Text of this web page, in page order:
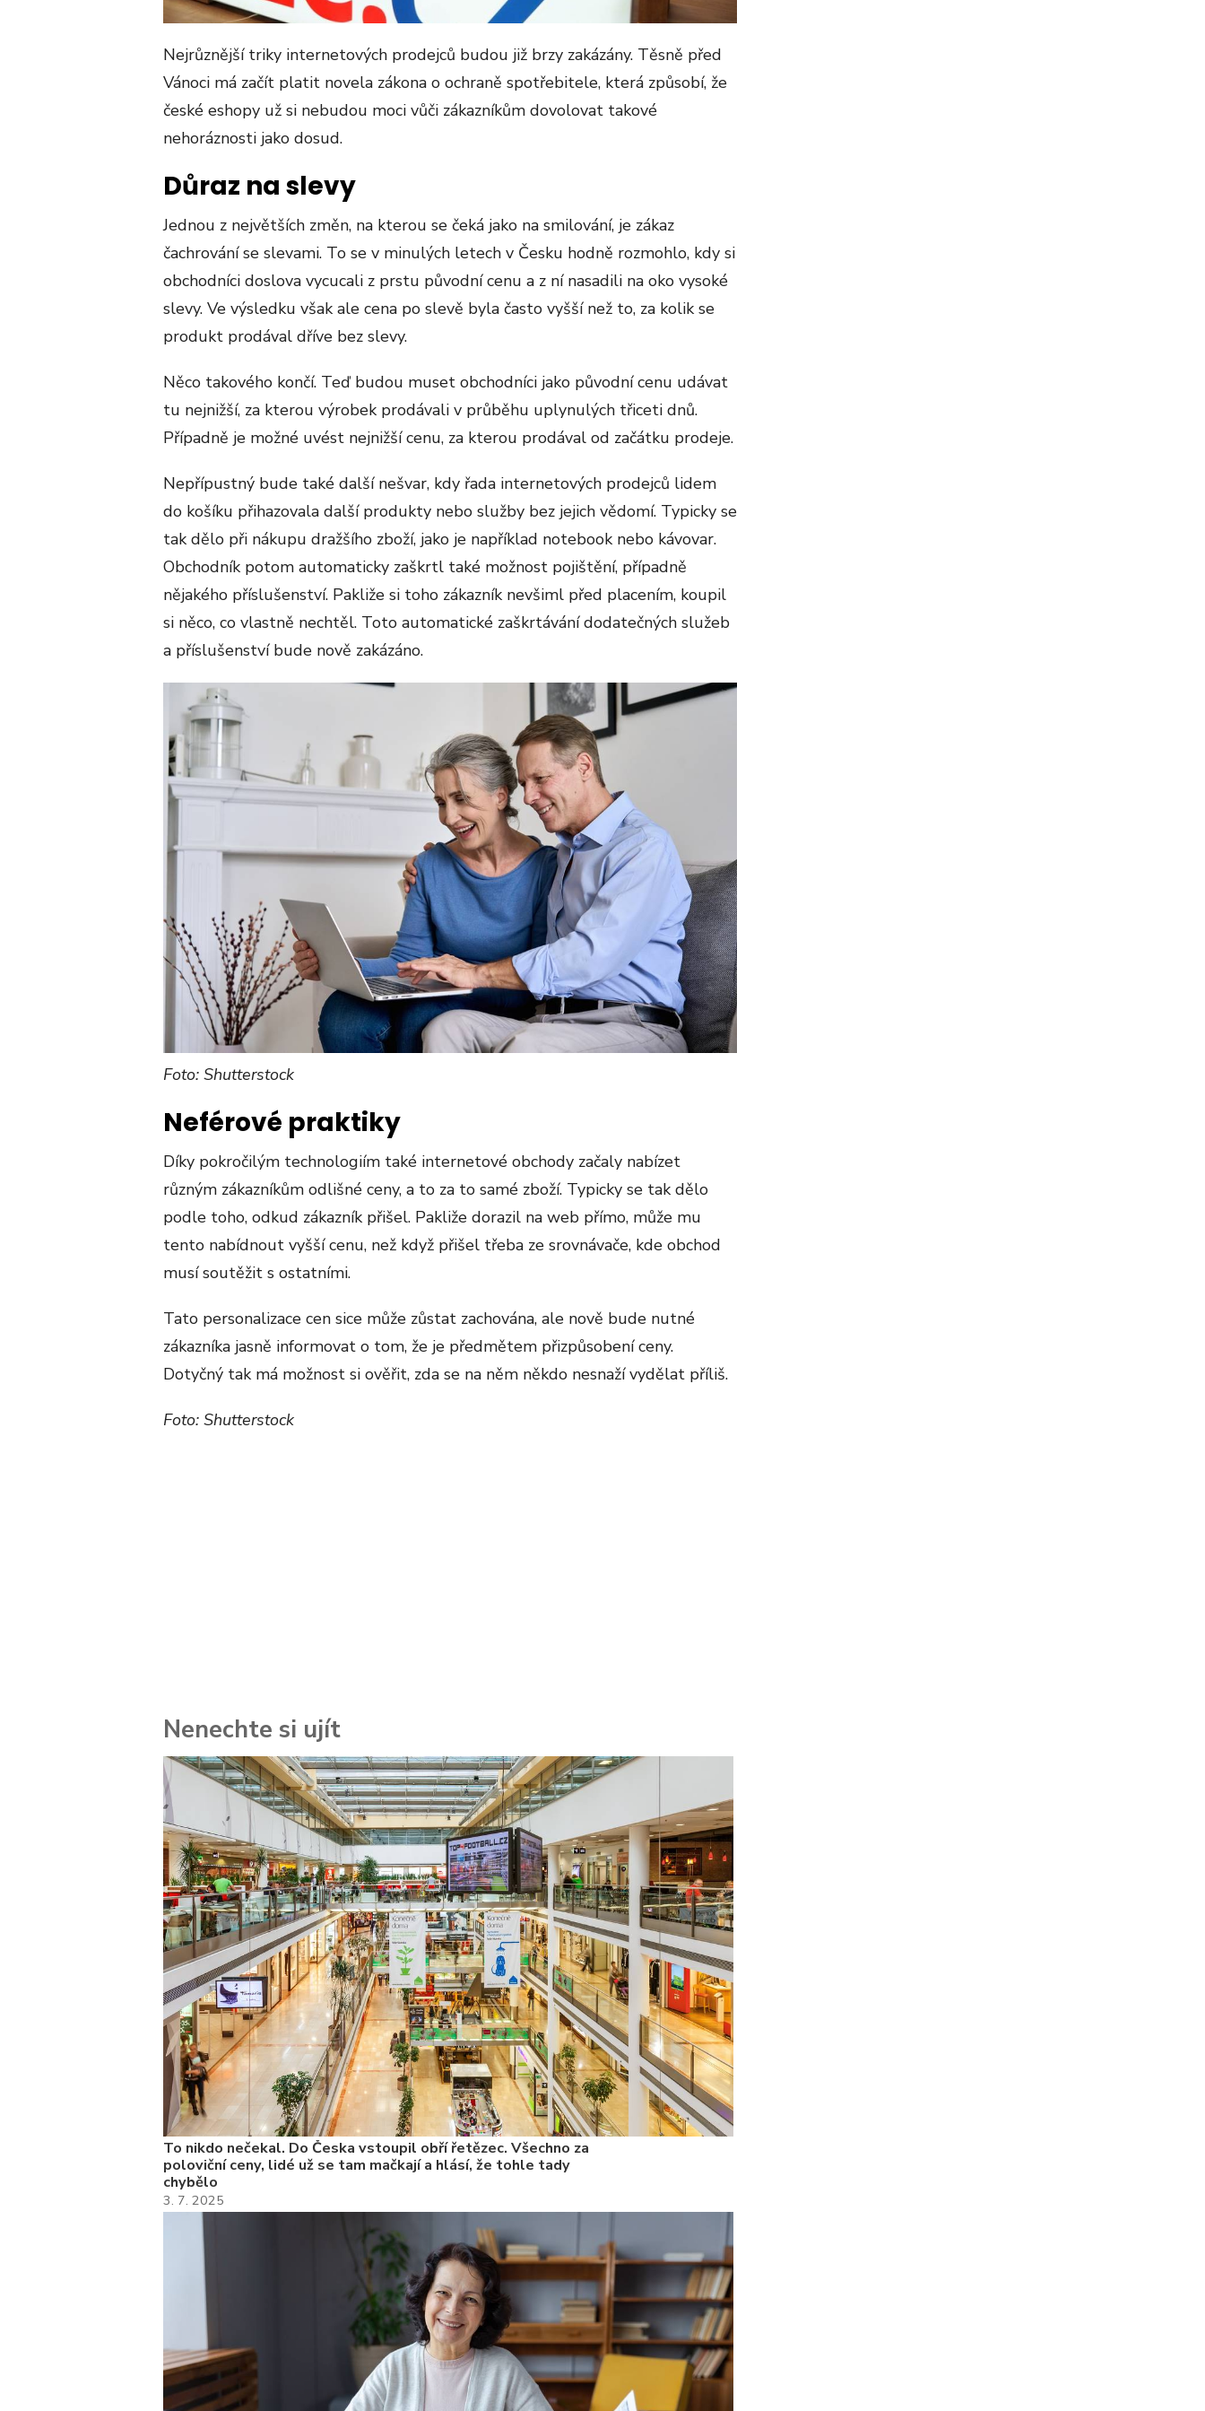
Nejrůznější triky internetových prodejců budou již brzy zakázány. Těsně před
Vánoci má začít platit novela zákona o ochraně spotřebitele, která způsobí, že
české eshopy už si nebudou moci vůči zákazníkům dovolovat takové
nehoráznosti jako dosud.
Důraz na slevy
Jednou z největších změn, na kterou se čeká jako na smilování, je zákaz
čachrování se slevami. To se v minulých letech v Česku hodně rozmohlo, kdy si
obchodníci doslova vycucali z prstu původní cenu a z ní nasadili na oko vysoké
slevy. Ve výsledku však ale cena po slevě byla často vyšší než to, za kolik se
produkt prodával dříve bez slevy.
Něco takového končí. Teď budou muset obchodníci jako původní cenu udávat
tu nejnižší, za kterou výrobek prodávali v průběhu uplynulých třiceti dnů.
Případně je možné uvést nejnižší cenu, za kterou prodával od začátku prodeje.
Nepřípustný bude také další nešvar, kdy řada internetových prodejců lidem
do košíku přihazovala další produkty nebo služby bez jejich vědomí. Typicky se
tak dělo při nákupu dražšího zboží, jako je například notebook nebo kávovar.
Obchodník potom automaticky zaškrtl také možnost pojištění, případně
nějakého příslušenství. Pakliže si toho zákazník nevšiml před placením, koupil
si něco, co vlastně nechtěl. Toto automatické zaškrtávání dodatečných služeb
a příslušenství bude nově zakázáno.
Foto: Shutterstock
Neférové praktiky
Díky pokročilým technologiím také internetové obchody začaly nabízet
různým zákazníkům odlišné ceny, a to za to samé zboží. Typicky se tak dělo
podle toho, odkud zákazník přišel. Pakliže dorazil na web přímo, může mu
tento nabídnout vyšší cenu, než když přišel třeba ze srovnávače, kde obchod
musí soutěžit s ostatními.
Tato personalizace cen sice může zůstat zachována, ale nově bude nutné
zákazníka jasně informovat o tom, že je předmětem přizpůsobení ceny.
Dotyčný tak má možnost si ověřit, zda se na něm někdo nesnaží vydělat příliš.
Foto: Shutterstock
Nenechte si ujít
To nikdo nečekal. Do Česka vstoupil obří řetězec. Všechno za
poloviční ceny, lidé už se tam mačkají a hlásí, že tohle tady
chybělo
3. 7. 2025